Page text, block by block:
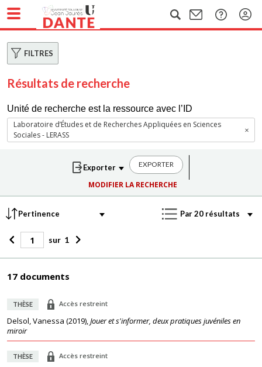
FILTRES
Résultats de recherche
Unité de recherche est la ressource avec l’ID
Laboratoire d’Études et de Recherches Appliquées en Sciences
Sociales - LERASS
EXPORTER
MODIFIER LA RECHERCHE
sur 1
17 documents
THÈSE Accès restreint
Delsol, Vanessa (2019),Jouer et s'informer, deux pratiques juvéniles en
miroir
THÈSE Accès restreint